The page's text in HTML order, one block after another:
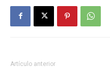
Artículo anterior